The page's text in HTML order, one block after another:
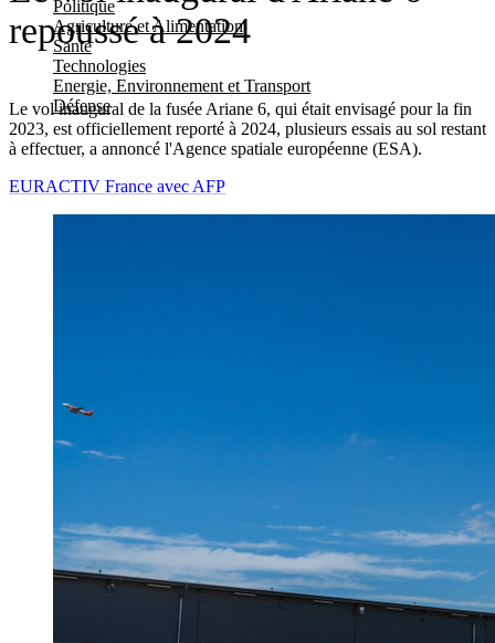
Politique
Agriculture et Alimentation
Santé
Technologies
Energie, Environnement et Transport
Défense
repoussé à 2024
Le vol inaugural de la fusée Ariane 6, qui était envisagé pour la fin
2023, est officiellement reporté à 2024, plusieurs essais au sol restant
à effectuer, a annoncé l'Agence spatiale européenne (ESA).
EURACTIV France avec AFP